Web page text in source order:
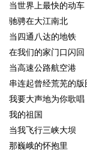
当世界上最快的动车
驰骋在大江南北
当四通八达的地铁
在我们的家门口闪回
当高速公路航空港
串连起曾经荒芜的版
我要大声地为你歌唱
我的祖国
当我飞行三峡大坝
那巍峨的怀抱里